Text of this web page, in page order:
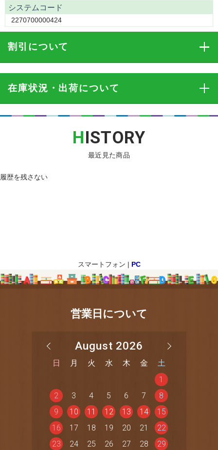
システムコード
2270700000424
割引 について
在庫状況・出荷について
HISTORY
最近見た商品
履歴を残さない
スマートフォン | PC
営業日について
August 2026
日 月 火 水 木 金
土
1
2
3 4 5 6 7
8
9
10 11 12 13 14
15
16
17 18 19 20 21
22
23
24 25 26 27 28
29